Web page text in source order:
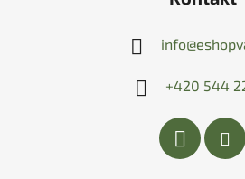
info@
+420 544